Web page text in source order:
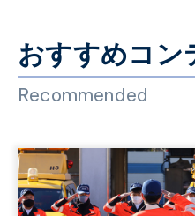
おすすめコン
Recommended